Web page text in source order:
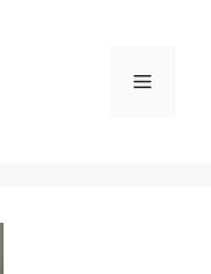
Menu